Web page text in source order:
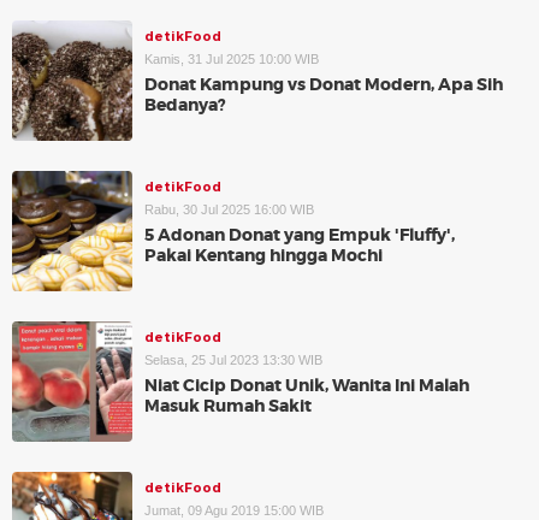
detikFood
Kamis, 31 Jul 2025 10:00 WIB
Donat Kampung vs Donat Modern, Apa Sih
Bedanya?
detikFood
Rabu, 30 Jul 2025 16:00 WIB
5 Adonan Donat yang Empuk 'Fluffy',
Pakai Kentang hingga Mochi
detikFood
Selasa, 25 Jul 2023 13:30 WIB
Niat Cicip Donat Unik, Wanita Ini Malah
Masuk Rumah Sakit
detikFood
Jumat, 09 Agu 2019 15:00 WIB